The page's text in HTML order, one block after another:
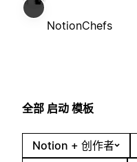
NotionChefs
全部 启动 模板
Notion + 创作者